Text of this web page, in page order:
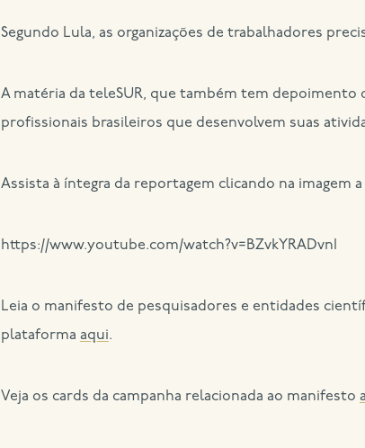
Segundo Lula, as organizações de trabalhadores
A matéria da teleSUR, que também tem depoimento
profissionais brasileiros que desenvolvem suas
Assista à íntegra da reportagem clicando na imagem a
https://www.youtube.com/watch?v=BZvkYRADvnI
Leia o manifesto de pesquisadores e entidades
plataforma aqui.
Veja os cards da campanha relacionada ao manifesto